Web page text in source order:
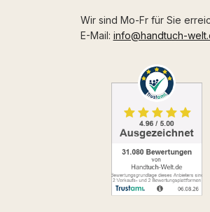
Wir sind Mo-Fr für Sie
E-Mail: info@handtuch-